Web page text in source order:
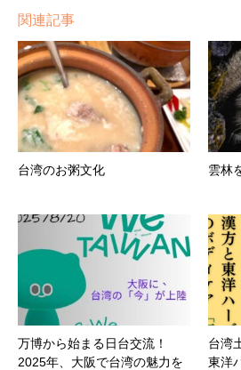
関連記事
台湾のお粥文化 雲林
万博から始まる日台交流！
2025年、大阪で台湾の魅力を
台湾
東洋